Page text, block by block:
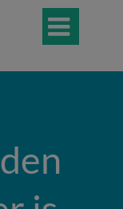
